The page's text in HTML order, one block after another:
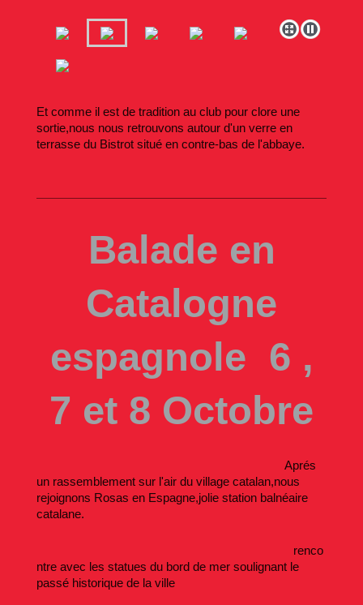
Et comme il est de tradition au club pour clore une
sortie,nous nous retrouvons autour d'un verre en
terrasse du Bistrot situé en contre-bas de l'abbaye.
Balade en
Catalogne
espagnole 6 ,
7 et 8 Octobre
Aprés
un rassemblement sur l'air du village catalan,nous
rejoignons Rosas en Espagne,jolie station balnéaire
catalane.
renco
ntre avec les statues du bord de mer soulignant le
passé historique de la ville